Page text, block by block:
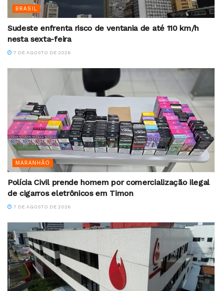
BRASIL
Sudeste enfrenta risco de ventania de até 110 km/h
nesta sexta-feira
7 DE AGOSTO DE 2026
MARANHÃO
Polícia Civil prende homem por comercialização ilegal
de cigarros eletrônicos em Timon
7 DE AGOSTO DE 2026